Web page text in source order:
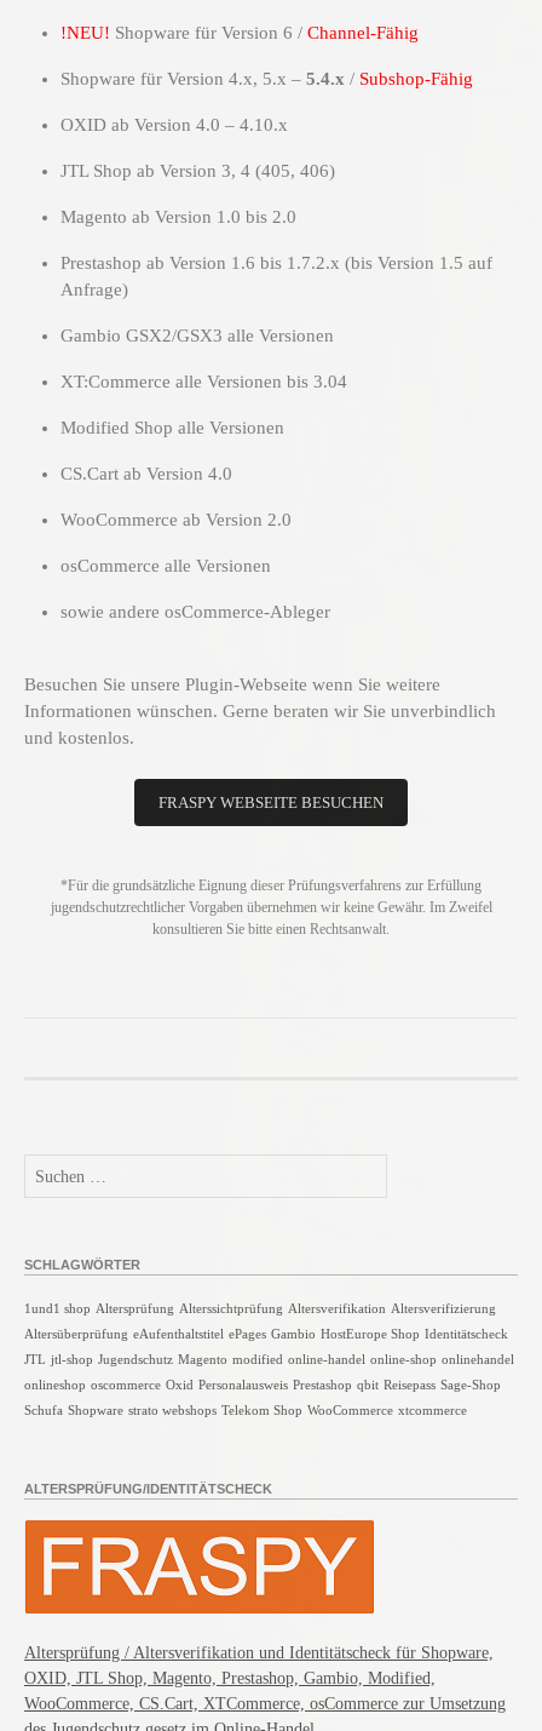
!NEU! Shopware für Version 6 / Channel-Fähig
Shopware für Version 4.x, 5.x – 5.4.x / Subshop-Fähig
OXID ab Version 4.0 – 4.10.x
JTL Shop ab Version 3, 4 (405, 406)
Magento ab Version 1.0 bis 2.0
Prestashop ab Version 1.6 bis 1.7.2.x (bis Version 1.5 auf
Anfrage)
Gambio GSX2/GSX3 alle Versionen
XT:Commerce alle Versionen bis 3.04
Modified Shop alle Versionen
CS.Cart ab Version 4.0
WooCommerce ab Version 2.0
osCommerce alle Versionen
sowie andere osCommerce-Ableger
Besuchen Sie unsere Plugin-Webseite wenn Sie weitere
Informationen wünschen. Gerne beraten wir Sie unverbindlich
und kostenlos.
FRASPY WEBSEITE BESUCHEN
*Für die grundsätzliche Eignung dieser Prüfungsverfahrens zur Erfüllung
jugendschutzrechtlicher Vorgaben übernehmen wir keine Gewähr. Im Zweifel
konsultieren Sie bitte einen Rechtsanwalt.
Suchen
nach:
SCHLAGWÖRTER
1und1 shop Altersprüfung Alterssichtprüfung Altersverifikation Altersverifizierung
Altersüberprüfung eAufenthaltstitel ePages Gambio HostEurope Shop Identitätscheck
JTL jtl-shop Jugendschutz Magento modified online-handel online-shop onlinehandel
onlineshop oscommerce Oxid Personalausweis Prestashop qbit Reisepass Sage-Shop
Schufa Shopware strato webshops Telekom Shop WooCommerce xtcommerce
ALTERSPRÜFUNG/IDENTITÄTSCHECK
Altersprüfung / Altersverifikation und Identitätscheck für Shopware,
OXID, JTL Shop, Magento, Prestashop, Gambio, Modified,
WooCommerce, CS.Cart, XTCommerce, osCommerce zur Umsetzung